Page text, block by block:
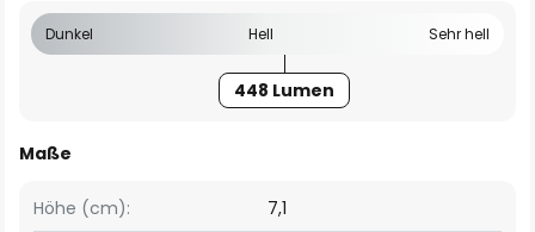
Dunkel Hell Sehr hell
448 Lumen
Maße
Höhe (cm): 7,1